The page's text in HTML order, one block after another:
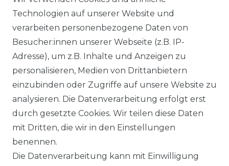
DATENSCHUTZERKÄRUNG
WIDERRUFSRECHT
KONTAKT
Sie sind Wiederverkäufer?
Technologien auf unserer Website und
verarbeiten personenbezogene Daten von
Besucher:innen unserer Webseite (z.B. IP-
Adresse), um z.B. Inhalte und Anzeigen zu
personalisieren, Medien von Drittanbietern
einzubinden oder Zugriffe auf unsere Website zu
analysieren. Die Datenverarbeitung erfolgt erst
durch gesetzte Cookies. Wir teilen diese Daten
mit Dritten, die wir in den Einstellungen
benennen.
Die Datenverarbeitung kann mit Einwilligung